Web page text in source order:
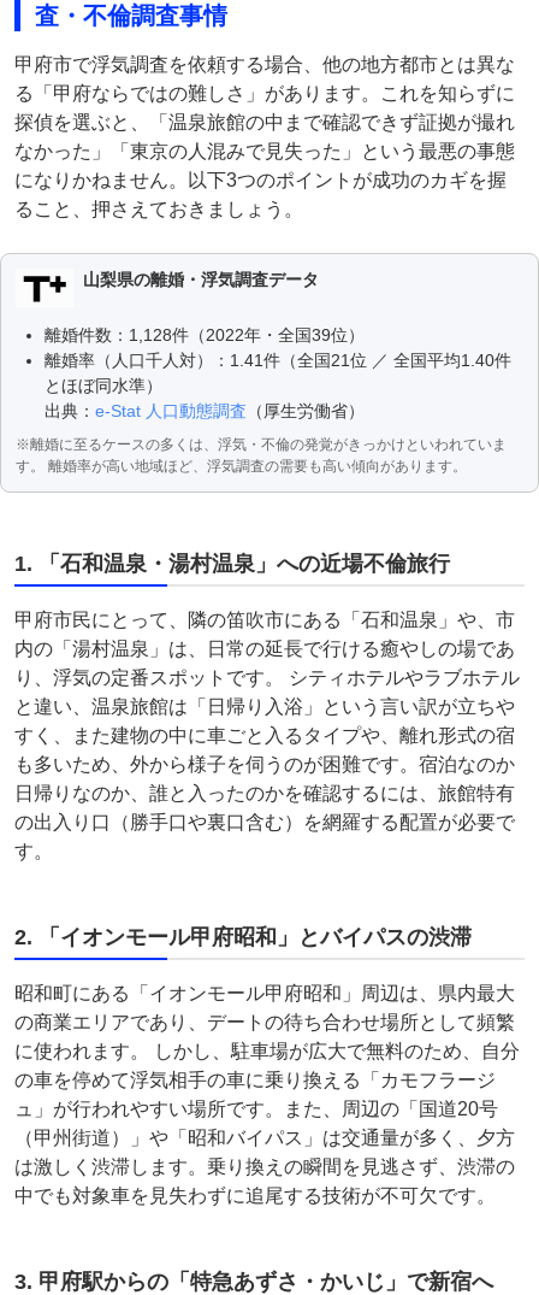
査・不倫調査事情
甲府市で浮気調査を依頼する場合、他の地方都市とは異な
る「甲府ならではの難しさ」があります。これを知らずに
探偵を選ぶと、「温泉旅館の中まで確認できず証拠が撮れ
なかった」「東京の人混みで見失った」という最悪の事態
になりかねません。以下3つのポイントが成功のカギを握
ること、押さえておきましょう。
山梨県の離婚・浮気調査データ
離婚件数：1,128件（2022年・全国39位）
離婚率（人口千人対）：1.41件（全国21位 ／ 全国平均1.40件
とほぼ同水準）
出典： e-Stat 人口動態調査 （厚生労働省）
※離婚に至るケースの多くは、浮気・不倫の発覚がきっかけといわれていま
す。 離婚率が高い地域ほど、浮気調査の需要も高い傾向があります。
1. 「石和温泉・湯村温泉」への近場不倫旅行
甲府市民にとって、隣の笛吹市にある「石和温泉」や、市
内の「湯村温泉」は、日常の延長で行ける癒やしの場であ
り、浮気の定番スポットです。 シティホテルやラブホテル
と違い、温泉旅館は「日帰り入浴」という言い訳が立ちや
すく、また建物の中に車ごと入るタイプや、離れ形式の宿
も多いため、外から様子を伺うのが困難です。宿泊なのか
日帰りなのか、誰と入ったのかを確認するには、旅館特有
の出入り口（勝手口や裏口含む）を網羅する配置が必要で
す。
2. 「イオンモール甲府昭和」とバイパスの渋滞
昭和町にある「イオンモール甲府昭和」周辺は、県内最大
の商業エリアであり、デートの待ち合わせ場所として頻繁
に使われます。 しかし、駐車場が広大で無料のため、自分
の車を停めて浮気相手の車に乗り換える「カモフラージ
ュ」が行われやすい場所です。また、周辺の「国道20号
（甲州街道）」や「昭和バイパス」は交通量が多く、夕方
は激しく渋滞します。乗り換えの瞬間を見逃さず、渋滞の
中でも対象車を見失わずに追尾する技術が不可欠です。
3. 甲府駅からの「特急あずさ・かいじ」で新宿へ